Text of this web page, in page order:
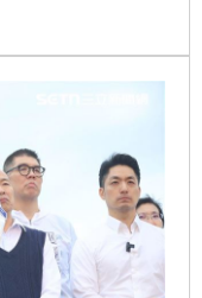
檢署按鈴告發違
矚目案件，已受理